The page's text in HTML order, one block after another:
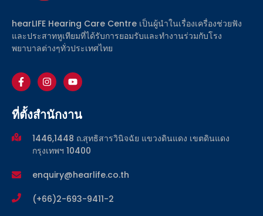
hearLIFE Hearing Care Centre เป็นผู้นำในเรื่องเครื่องช่วยฟัง
และประสาทหูเทียมที่ได้รับการยอมรับและทำงานร่วมกับโรง
พยาบาลต่างๆทั่วประเทศไทย
ที่ตั้งสำนักงาน
1446,1448 ถ.สุทธิสารวินิจฉัย แขวงดินแดง เขตดินแดง
กรุงเทพฯ 10400
enquiry@hearlife.co.th
(+66)2-693-9411-2